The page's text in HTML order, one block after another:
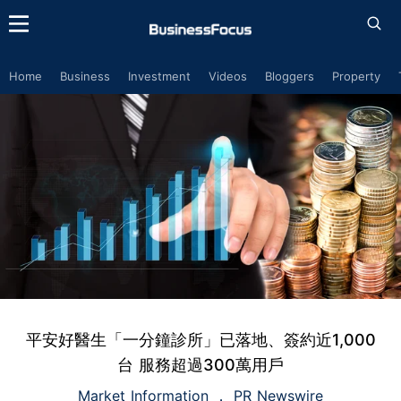
Home Business Investment Videos Bloggers Property
平安好醫生「一分鐘診所」已落地、簽約近1,000
台 服務超過300萬用戶
Market Information PR Newswire